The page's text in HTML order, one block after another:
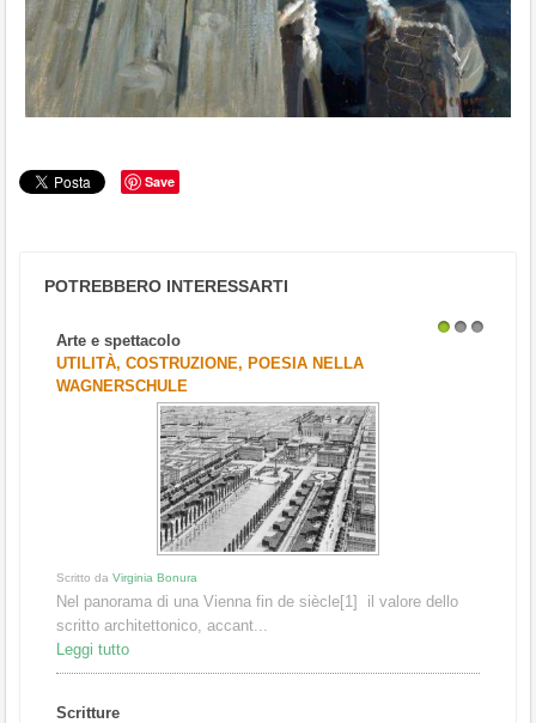
Save
POTREBBERO INTERESSARTI
Arte e spettacolo
UTILITÀ, COSTRUZIONE, POESIA NELLA
WAGNERSCHULE
Scritto da Virginia Bonura
Nel panorama di una Vienna fin de siècle[1] il valore dello
scritto architettonico, accant...
Leggi tutto
Scritture